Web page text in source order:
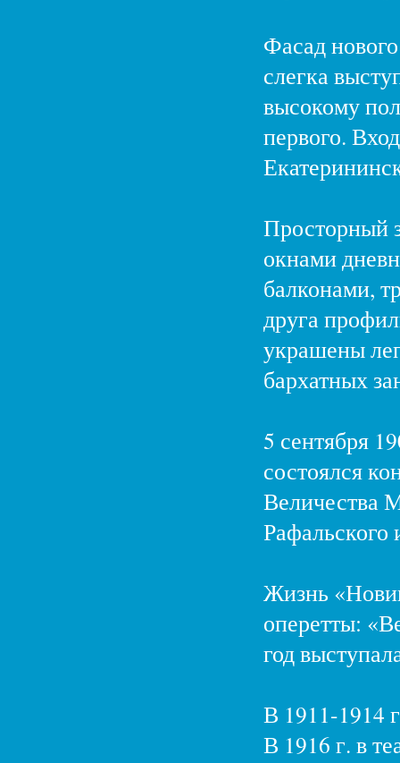
Фасад
слегка
высокому
первого.
Просторный
окнами
балконами,
друга
украшены
бархатных
5 сентября
состоялся
Величества
Рафальского
Жизнь
оперетты:
год
В 1911-1914
В 1916 г. в